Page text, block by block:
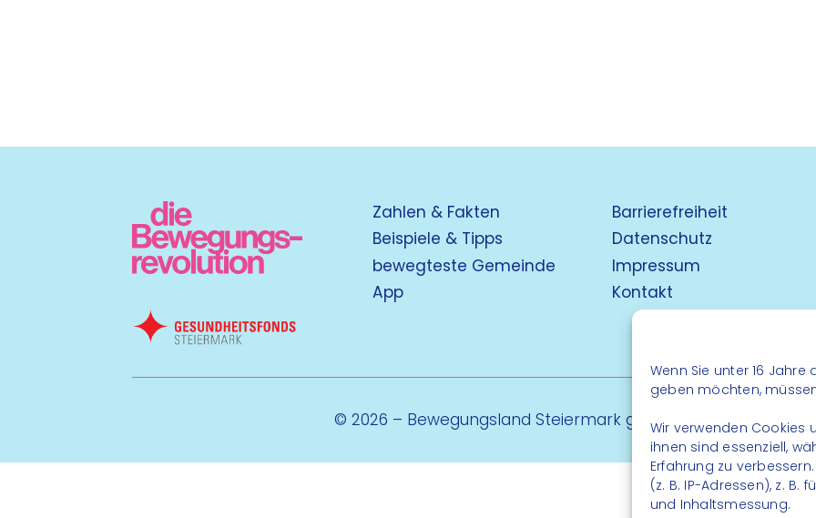
Wenn Sie unter 16
geben möchten,
Wir verwenden Cookies
ihnen sind essenziell,
Erfahrung zu
(z. B. IP-Adressen), z.
und Inhaltsmessung.
Zahlen & Fakten
Beispiele & Tipps
bewegteste Gemeinde
App
Barrierefreiheit
Datenschutz
Impressum
Kontakt
© 2026 – Bewegungsland Steiermark gGmbH - Alle Rechte